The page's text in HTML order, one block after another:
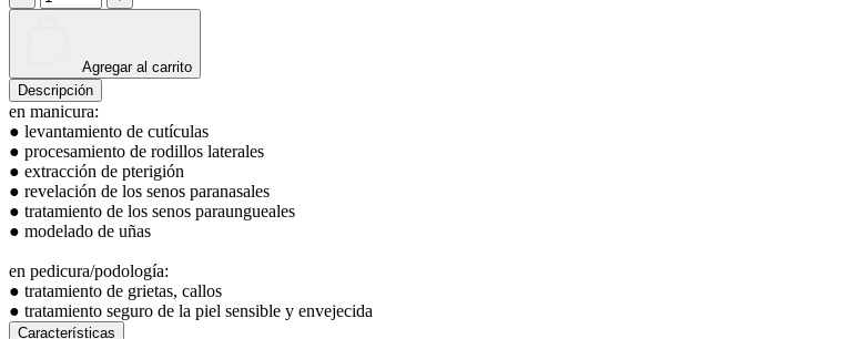
Agregar al carrito
Descripción
en manicura:
● levantamiento de cutículas
● procesamiento de rodillos laterales
● extracción de pterigión
● revelación de los senos paranasales
● tratamiento de los senos paraungueales
● modelado de uñas
en pedicura/podología:
● tratamiento de grietas, callos
● tratamiento seguro de la piel sensible y envejecida
Características